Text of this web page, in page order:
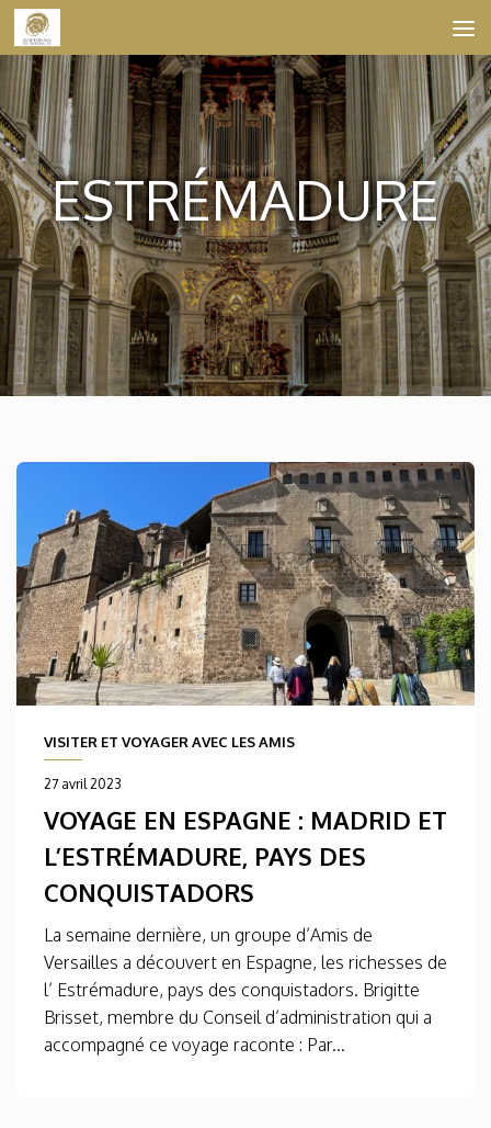
Skip to content
ESTRÉMADURE
VISITER ET VOYAGER AVEC LES AMIS
27 avril 2023
VOYAGE EN ESPAGNE : MADRID ET
L’ESTRÉMADURE, PAYS DES
CONQUISTADORS
La semaine dernière, un groupe d’Amis de
Versailles a découvert en Espagne, les richesses de
l’ Estrémadure, pays des conquistadors. Brigitte
Brisset, membre du Conseil d’administration qui a
accompagné ce voyage raconte : Par...